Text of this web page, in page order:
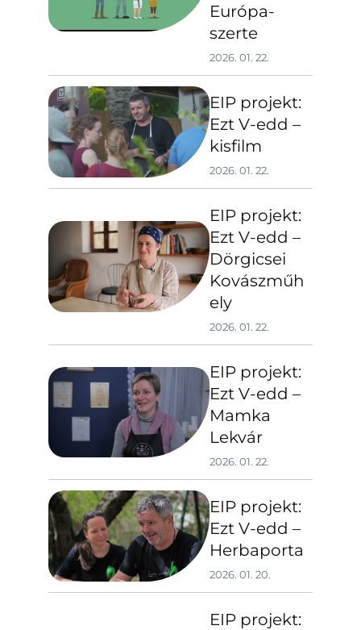
Európa-
szerte
2026. 01. 22.
EIP projekt:
Ezt V-edd –
kisfilm
2026. 01. 22.
EIP projekt:
Ezt V-edd –
Dörgicsei
Kovászműh
ely
2026. 01. 22.
EIP projekt:
Ezt V-edd –
Mamka
Lekvár
2026. 01. 22.
EIP projekt:
Ezt V-edd –
Herbaporta
2026. 01. 20.
EIP projekt: